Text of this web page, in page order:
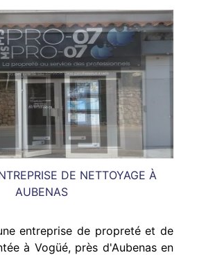
DE NETTOYAGE À
AUBENAS
entreprise de propreté et de
à Vogüé, près d'Aubenas en